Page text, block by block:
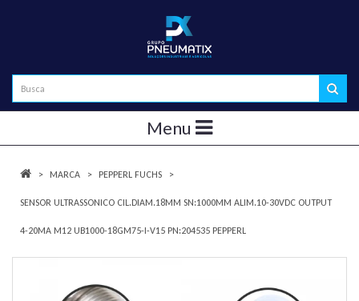
Menu
MARCA PEPPERL FUCHS
SENSOR ULTRASSONICO CIL.DIAM.18MM SN:1000MM ALIM.10-30VDC OUTPUT
4-20MA M12 UB1000-18GM75-I-V15 PN:204535 PEPPERL